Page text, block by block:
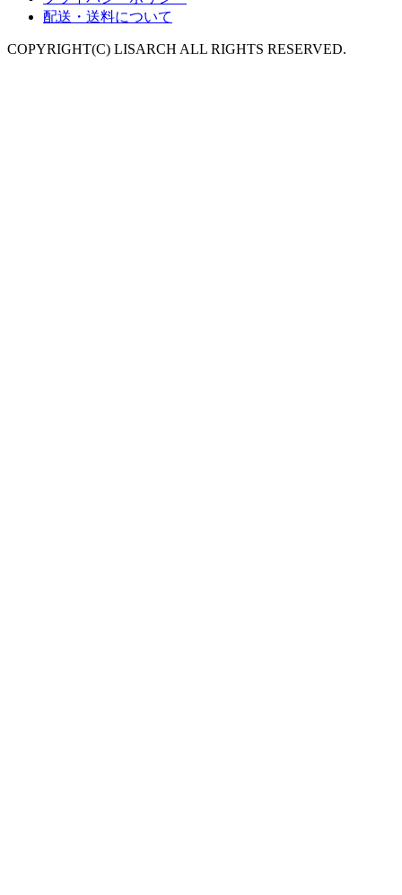
配送・送料について
COPYRIGHT(C) LISARCH ALL RIGHTS RESERVED.